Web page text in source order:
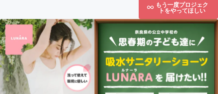
もう一度プロジェク
トをやってほしい